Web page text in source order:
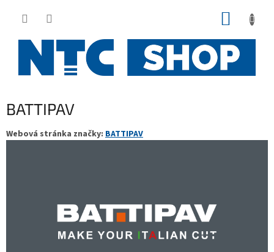
BATTIPAV
Webová stránka značky: BATTIPAV